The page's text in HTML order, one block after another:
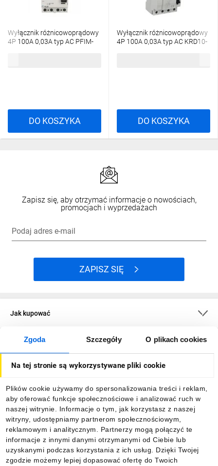
Zgoda Szczegóły O plikach cookies
Na tej stronie są wykorzystywane pliki cookie
Plików cookie używamy do spersonalizowania treści i reklam,
aby oferować funkcje społecznościowe i analizować ruch w
naszej witrynie. Informacje o tym, jak korzystasz z naszej
witryny, udostępniamy partnerom społecznościowym,
reklamowym i analitycznym. Partnerzy mogą połączyć te
informacje z innymi danymi otrzymanymi od Ciebie lub
uzyskanymi podczas korzystania z ich usług. Dzięki Twojej
zgodzie możemy lepiej dopasować ofertę do Twoich
Wyłącznik różnicowoprądowy
4P 100A 0,03A typ AC PFIM-
DO KOSZYKA
Wyłącznik różnicowoprądowy
4P 100A 0,03A typ AC KRD10-
DO KOSZYKA
Zapisz się, aby otrzymać informacje o nowościach,
promocjach i wyprzedażach
Podaj adres e-mail
ZAPISZ SIĘ
Jak kupować
O firmie
Informacje
Pobierz naszą aplikację mobilną: